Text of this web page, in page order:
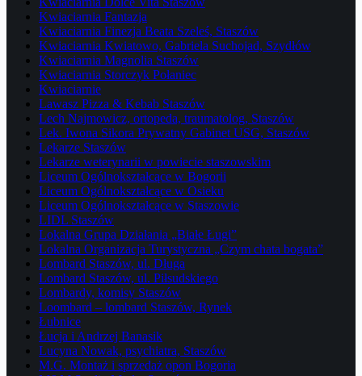
Kwiaciarnia Fantazja
Kwiaciarnia Finezja Beata Szeleś, Staszów
Kwiaciarnia Kwiatowo, Gabriela Suchojad, Szydłów
Kwiaciarnia Magnolia Staszów
Kwiaciarnia Storczyk Połaniec
Kwiaciarnie
Lawasz Pizza & Kebab Staszów
Lech Najmowicz, ortopeda, traumatolog, Staszów
Lek. Iwona Sikora Prywatny Gabinet USG, Staszów
Lekarze Staszów
Lekarze weterynarii w powiecie staszowskim
Liceum Ogólnokształcące w Bogorii
Liceum Ogólnokształcące w Osieku
Liceum Ogólnokształcące w Staszowie
LIDL Staszów
Lokalna Grupa Działania „Białe Ługi”
Lokalna Organizacja Turystyczna „Czym chata bogata”
Lombard Staszów, ul. Długa
Lombard Staszów, ul. Piłsudskiego
Lombardy, komisy Staszów
Loombard – lombard Staszów, Rynek
Łubnice
Łucja i Andrzej Banasik
Lucyna Nowak, psychiatra, Staszów
M.G. Montaż i sprzedaż opon Bogoria